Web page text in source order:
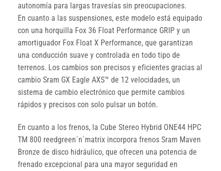
autonomía para largas travesías sin preocupaciones.
En cuanto a las suspensiones, este modelo está equipado
con una horquilla Fox 36 Float Performance GRIP y un
amortiguador Fox Float X Performance, que garantizan
una conducción suave y controlada en todo tipo de
terrenos. Los cambios son precisos y eficientes gracias al
cambio Sram GX Eagle AXS™ de 12 velocidades, un
sistema de cambio electrónico que permite cambios
rápidos y precisos con solo pulsar un botón.
En cuanto a los frenos, la Cube Stereo Hybrid ONE44 HPC
TM 800 reedgreen´n´matrix incorpora frenos Sram Maven
Bronze de disco hidráulico, que ofrecen una potencia de
frenado excepcional para una mayor seguridad en